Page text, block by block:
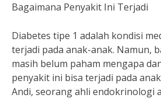
Bagaimana Penyakit Ini Terjadi
Diabetes tipe 1 adalah kondisi
terjadi pada anak-anak. Namun,
masih belum paham mengapa
penyakit ini bisa terjadi pada
Andi, seorang ahli endokrinologi